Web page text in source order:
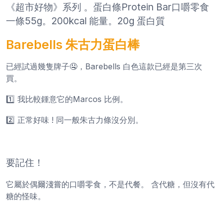
《超市好物》系列 。蛋白條Protein Bar口嚼零食
一條55g。200kcal 能量。20g 蛋白質
Barebells 朱古力蛋白棒
已經試過幾隻牌子🤤，Barebells 白色這款已經是第三次
買。
1️⃣ 我比較鍾意它的Marcos 比例。
2️⃣ 正常好味 ! 同一般朱古力條沒分別。
要記住！
它屬於偶爾淺嘗的口嚼零食，不是代餐。 含代糖，但沒有代
糖的怪味。